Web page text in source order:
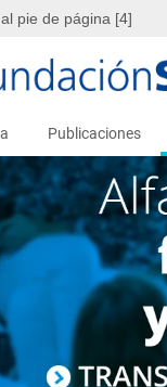
pie de página [4]
Publicaciones